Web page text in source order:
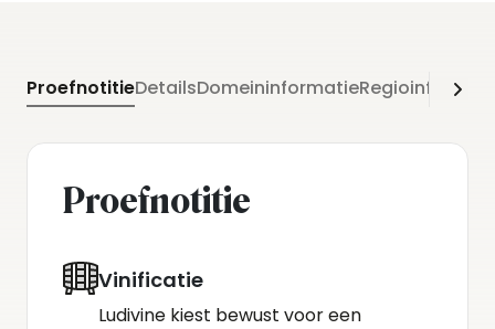
ProefnotitieDetailsDomeininformatie
Proefnotitie
Vinificatie
Ludivine kiest bewust voor een